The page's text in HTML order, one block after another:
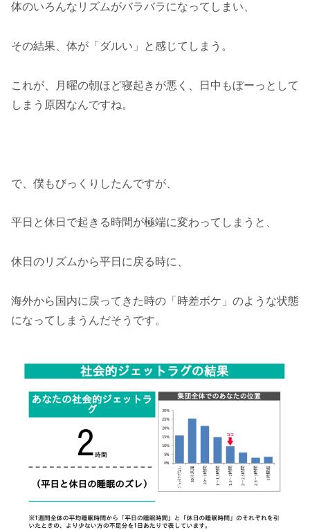
体のいろんなリズムがバラバラになってしまい、
その結果、体が「ダルい」と感じてしまう。
これが、月曜の朝ほど寝起きが悪く、日中もぼーっとして
しまう原因なんですね。
で、僕もびっくりしたんですが、
平日と休日で起きる時間が極端に変わってしまうと、
休日のリズムから平日に戻る時に、
海外から国内に戻ってきた時の「時差ボケ」のような状態
になってしまうんだそうです。